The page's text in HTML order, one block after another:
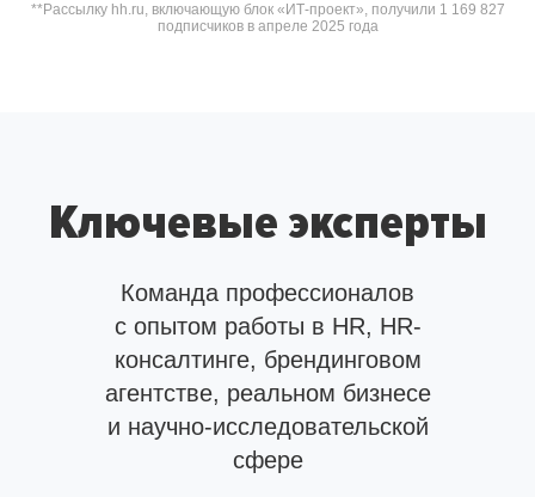
**Рассылку hh.ru, включающую блок «ИТ-проект», получили 1 169 827
подписчиков в апреле 2025 года
Ключевые эксперты
Команда профессионалов
с опытом работы в HR, HR-
консалтинге, брендинговом
агентстве, реальном бизнесе
и научно-исследовательской
сфере